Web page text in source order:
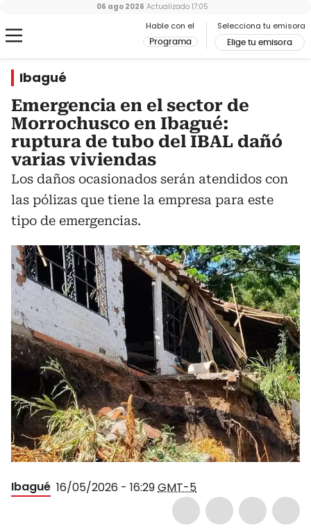
Hable con el
Programa
Selecciona tu emisora
Elige tu emisora
06 ago 2026 Actualizado 17:05
Ibagué
Emergencia en el sector de
Morrochusco en Ibagué:
ruptura de tubo del IBAL dañó
varias viviendas
Los daños ocasionados serán atendidos con
las pólizas que tiene la empresa para este
tipo de emergencias.
Ibagué 16/05/2026 - 16:29GMT-5